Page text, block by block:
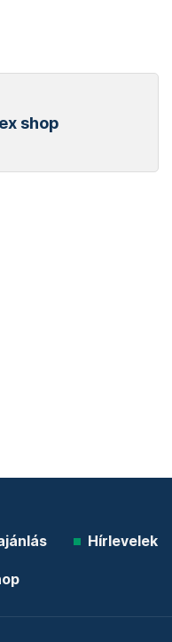
shop
Hírlevelek